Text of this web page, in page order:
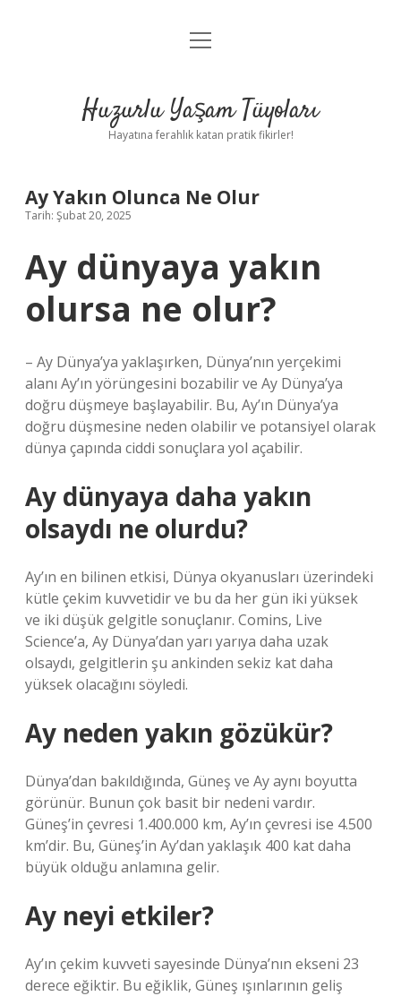
Anasayfa
Yasal Uyarı
menüyü
Huzurlu Yaşam Tüyoları
Hayatına ferahlık katan pratik fikirler!
Ay Yakın Olunca Ne Olur
Tarih: Şubat 20, 2025
Ay dünyaya yakın
olursa ne olur?
– Ay Dünya’ya yaklaşırken, Dünya’nın yerçekimi
alanı Ay’ın yörüngesini bozabilir ve Ay Dünya’ya
doğru düşmeye başlayabilir. Bu, Ay’ın Dünya’ya
doğru düşmesine neden olabilir ve potansiyel olarak
dünya çapında ciddi sonuçlara yol açabilir.
Ay dünyaya daha yakın
olsaydı ne olurdu?
Ay’ın en bilinen etkisi, Dünya okyanusları üzerindeki
kütle çekim kuvvetidir ve bu da her gün iki yüksek
ve iki düşük gelgitle sonuçlanır. Comins, Live
Science’a, Ay Dünya’dan yarı yarıya daha uzak
olsaydı, gelgitlerin şu ankinden sekiz kat daha
yüksek olacağını söyledi.
Ay neden yakın gözükür?
Dünya’dan bakıldığında, Güneş ve Ay aynı boyutta
görünür. Bunun çok basit bir nedeni vardır.
Güneş’in çevresi 1.400.000 km, Ay’ın çevresi ise 4.500
km’dir. Bu, Güneş’in Ay’dan yaklaşık 400 kat daha
büyük olduğu anlamına gelir.
Ay neyi etkiler?
Ay’ın çekim kuvveti sayesinde Dünya’nın ekseni 23
derece eğiktir. Bu eğiklik, Güneş ışınlarının geliş